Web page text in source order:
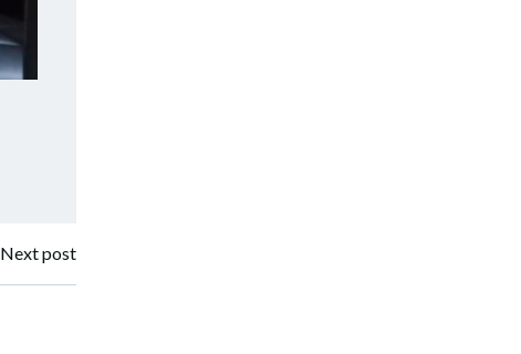
Next post